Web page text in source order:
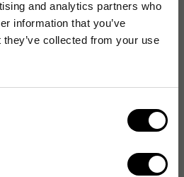
and analytics partners who
information that you’ve
collected from your use